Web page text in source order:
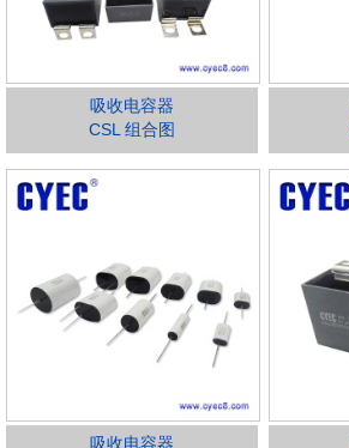
吸收电容器
CSL 组合图
吸收电容器